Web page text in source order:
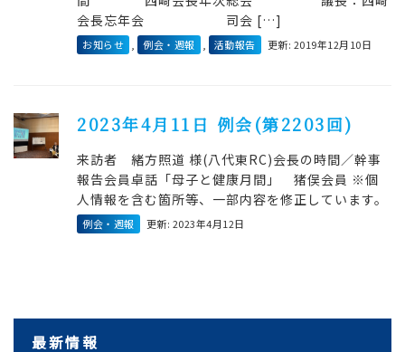
会長忘年会 司会 […]
お知らせ , 例会・週報 , 活動報告 更新: 2019年12月10日
2023年4月11日 例会(第2203回)
来訪者 緒方照道 様(八代東RC)会長の時間／幹事
報告会員卓話「母子と健康月間」 猪俣会員 ※個
人情報を含む箇所等、一部内容を修正しています。
例会・週報 更新: 2023年4月12日
最新情報